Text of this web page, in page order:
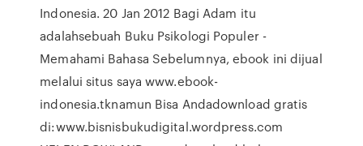
Indonesia. 20 Jan 2012 Bagi Adam itu
adalahsebuah Buku Psikologi Populer -
Memahami Bahasa Sebelumnya, ebook ini dijual
melalui situs saya www.ebook-
indonesia.tknamun Bisa Andadownload gratis
di:www.bisnisbukudigital.wordpress.com